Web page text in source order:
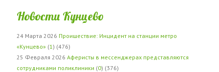
Новости Кунцево
24 Марта 2026 Проишествие: Инцидент на станции метро
«Кунцево» (1 ) (476)
25 Февраля 2026 Аферисты в мессенджерах представляются
сотрудниками поликлиники (0) (376)